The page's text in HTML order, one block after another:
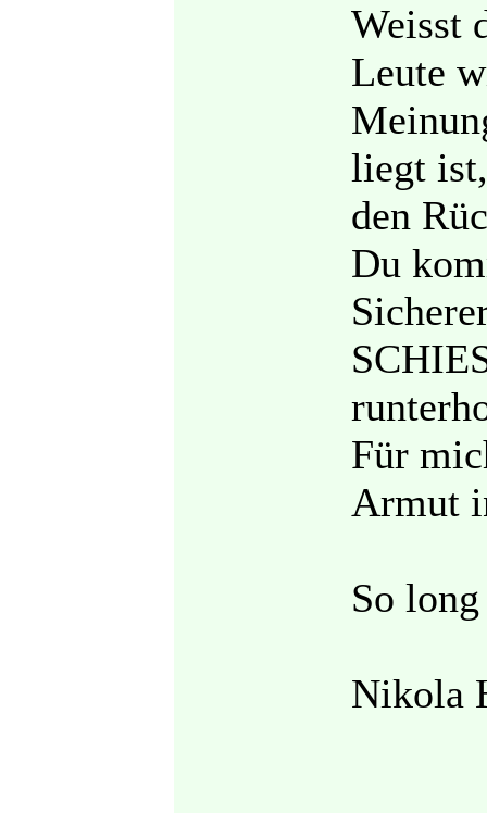
Weisst
Leute
liegt
den
Du
Für
Armut
So
Nikola